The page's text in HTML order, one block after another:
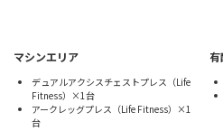
マシンエリア
デュアルアクシスチェストプレス（Life
Fitness）×1台
アークレッグプレス（Life Fitness）×1
台
有